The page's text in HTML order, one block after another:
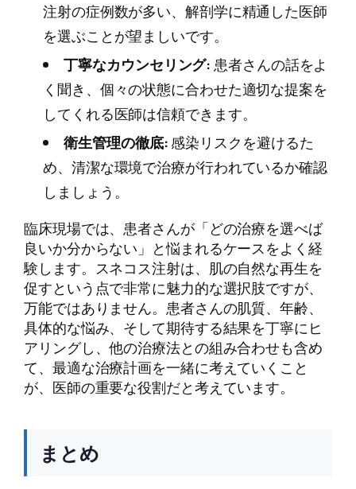
注射の症例数が多い、解剖学に精通した医師
を選ぶことが望ましいです。
丁寧なカウンセリング: 患者さんの話をよ
く聞き、個々の状態に合わせた適切な提案を
してくれる医師は信頼できます。
衛生管理の徹底:感染リスクを避けるた
め、清潔な環境で治療が行われているか確認
しましょう。
臨床現場では、患者さんが「どの治療を選べば
良いか分からない」と悩まれるケースをよく経
験します。スネコス注射は、肌の自然な再生を
促すという点で非常に魅力的な選択肢ですが、
万能ではありません。患者さんの肌質、年齢、
具体的な悩み、そして期待する結果を丁寧にヒ
アリングし、他の治療法との組み合わせも含め
て、最適な治療計画を一緒に考えていくこと
が、医師の重要な役割だと考えています。
まとめ